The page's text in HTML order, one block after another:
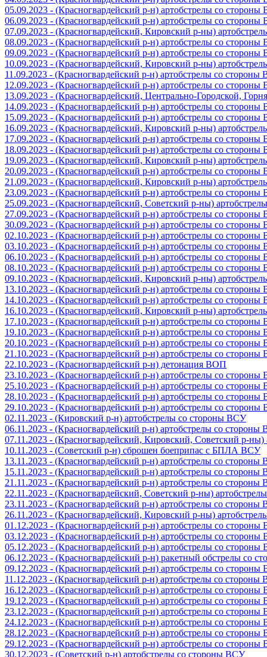
05.09.2023 - (Красногвардейский р-н) артобстрелы со
06.09.2023 - (Красногвардейский р-н) артобстрелы со
07.09.2023 - (Красногвардейский, Кировский р-ны)
08.09.2023 - (Красногвардейский р-н) артобстрелы со
09.09.2023 - (Красногвардейский р-н) артобстрелы со
10.09.2023 - (Красногвардейский, Кировский р-ны)
11.09.2023 - (Красногвардейский р-н) артобстрелы со стороны
12.09.2023 - (Красногвардейский р-н) артобстрелы со
13.09.2023 - (Красногвардейский, Центрально-Городской,
14.09.2023 - (Красногвардейский р-н) артобстрелы со
15.09.2023 - (Красногвардейский р-н) артобстрелы со
16.09.2023 - (Красногвардейский, Кировский р-ны)
17.09.2023 - (Красногвардейский р-н) артобстрелы со
18.09.2023 - (Красногвардейский р-н) артобстрелы со
19.09.2023 - (Красногвардейский, Кировский р-ны)
20.09.2023 - (Красногвардейский р-н) артобстрелы со
21.09.2023 - (Красногвардейский, Кировский р-ны)
23.09.2023 - (Красногвардейский р-н) артобстрелы со
25.09.2023 - (Красногвардейский, Советский р-ны)
27.09.2023 - (Красногвардейский р-н) артобстрелы со
30.09.2023 - (Красногвардейский р-н) артобстрелы со
02.10.2023 - (Красногвардейский р-н) артобстрелы со
03.10.2023 - (Красногвардейский р-н) артобстрелы со
06.10.2023 - (Красногвардейский р-н) артобстрелы со
08.10.2023 - (Красногвардейский р-н) артобстрелы со
09.10.2023 - (Красногвардейский, Кировский р-ны)
13.10.2023 - (Красногвардейский р-н) артобстрелы со
14.10.2023 - (Красногвардейский р-н) артобстрелы со
16.10.2023 - (Красногвардейский, Кировский р-ны)
17.10.2023 - (Красногвардейский р-н) артобстрелы со
19.10.2023 - (Красногвардейский р-н) артобстрелы со
20.10.2023 - (Красногвардейский р-н) артобстрелы со
21.10.2023 - (Красногвардейский р-н) артобстрелы со
22.10.2023 - (Красногвардейский р-н) детонация ВОП
23.10.2023 - (Красногвардейский р-н) артобстрелы со
25.10.2023 - (Красногвардейский р-н) артобстрелы со
28.10.2023 - (Красногвардейский р-н) артобстрелы со
29.10.2023 - (Красногвардейский р-н) артобстрелы со
02.11.2023 - (Кировский р-н) артобстрелы со стороны ВСУ
06.11.2023 - (Красногвардейский р-н) артобстрелы со стороны
07.11.2023 - (Красногвардейский, Кировский, Советский р-
10.11.2023 - (Советский р-н) сброшен боеприпас с БПЛА ВСУ
13.11.2023 - (Красногвардейский р-н) артобстрелы со стороны
15.11.2023 - (Красногвардейский р-н) артобстрелы со стороны
21.11.2023 - (Красногвардейский р-н) артобстрелы со стороны
22.11.2023 - (Красногвардейский, Советский р-ны)
23.11.2023 - (Красногвардейский р-н) артобстрелы со стороны
26.11.2023 - (Красногвардейский, Кировский р-ны)
01.12.2023 - (Красногвардейский р-н) артобстрелы со
03.12.2023 - (Красногвардейский р-н) артобстрелы со
05.12.2023 - (Красногвардейский р-н) артобстрелы со
06.12.2023 - (Красногвардейский р-н) ракетный обстрелы со
09.12.2023 - (Красногвардейский р-н) артобстрелы со
11.12.2023 - (Красногвардейский р-н) артобстрелы со стороны
16.12.2023 - (Красногвардейский р-н) артобстрелы со
19.12.2023 - (Красногвардейский р-н) артобстрелы со
23.12.2023 - (Красногвардейский р-н) артобстрелы со
24.12.2023 - (Красногвардейский р-н) артобстрелы со
28.12.2023 - (Красногвардейский р-н) артобстрелы со
29.12.2023 - (Красногвардейский р-н) артобстрелы со
30.12.2023 - (Советский р-н) артобстрелы со стороны ВСУ